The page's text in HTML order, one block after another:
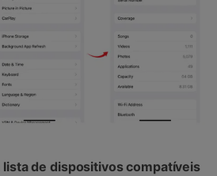
lista de dispositivos compatíveis